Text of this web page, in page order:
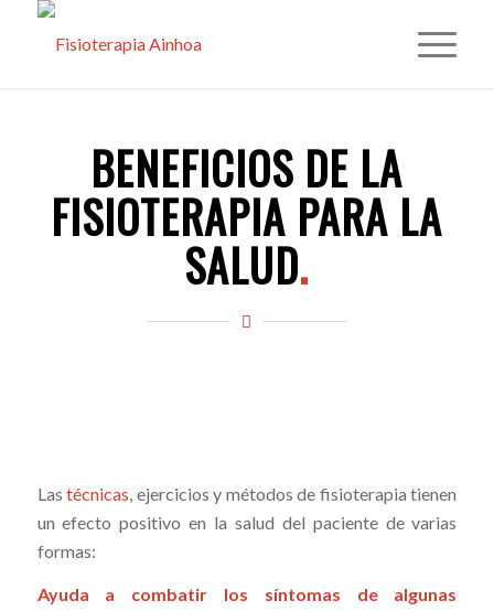
BENEFICIOS DE LA
FISIOTERAPIA PARA LA
SALUD.
Lastécnicas , ejercicios y métodos de fisioterapia tienen
un efecto positivo en la salud del paciente de varias
formas:
Ayuda a combatir los síntomas de algunas